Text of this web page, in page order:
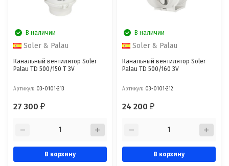
В наличии
Soler & Palau
Канальный вентилятор Soler
Palau TD 500/150 T 3V
Артикул: 03-0101-213
27 300₽
В корзину
В наличии
Soler & Palau
Канальный вентилятор Soler
Palau TD 500/160 3V
Артикул: 03-0101-212
24 200₽
В корзину